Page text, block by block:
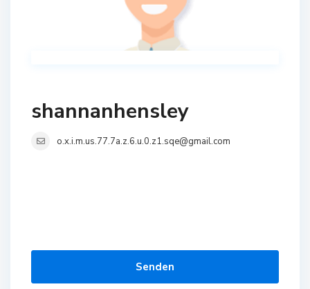
shannanhensley
o.x.i.m.us.77.7a.z.6.u.0.z1.sqe@gmail.com
Senden